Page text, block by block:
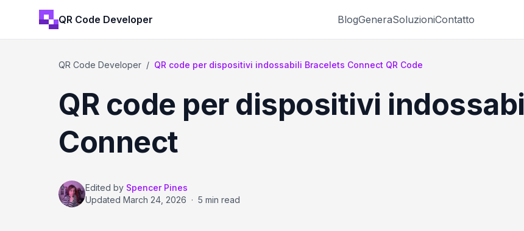
QR Code Developer BlogGeneraSoluzioniContatto
QR Code Developer / QR code per dispositivi indossabili Bracelets Connect QR Code
QR code per dispositivi
Connect
Edited by Spencer Pines
Updated March 24, 2026 · 5 min read